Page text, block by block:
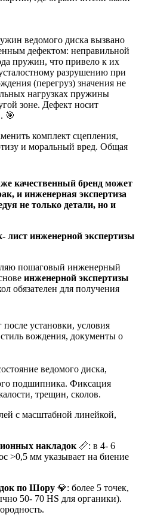
ведомого диска вызвано
дефектом: неправильной
пружин, что привело к их
разрушению при
(перегруз) значения не
нагрузках пружины
зоне. Дефект носит
🎯
комплект сцепления,
и моральный вред. Общая
качественный бренд может
и инженерная экспертиза
не только детали, но и
лист инженерной экспертизы
пошаговый инженерный
инженерной экспертизы
обязателен для получения
после установки, условия
вождения, документы о
ведомого диска,
подшипника. Фиксация
трещин, сколов.
с масштабной линейкой,
накладок 📏: в 4- 6
>0,5 мм указывает на биение
по Шору 💎: более 5 точек,
50- 70 HS для органики).